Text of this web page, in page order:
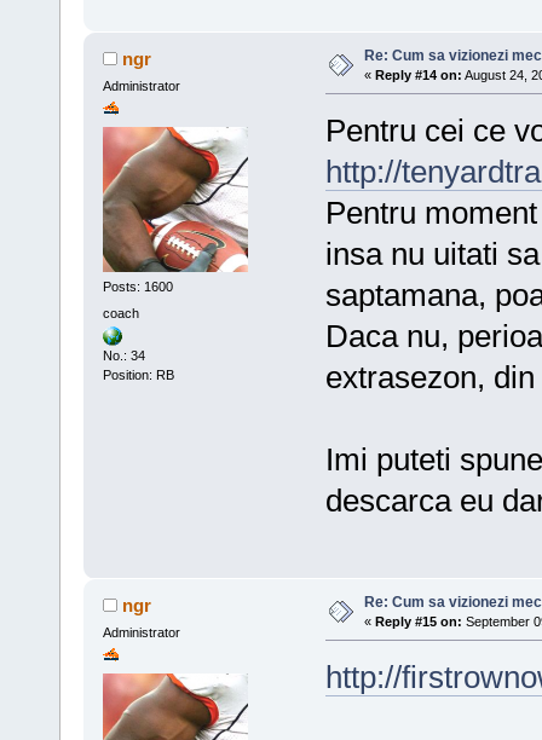
ngr
Administrator
Posts: 1600
coach
No.: 34
Position: RB
Re: Cum sa vizionezi
« Reply #14 on: August 24,
Pentru cei ce
http://
Pentru
insa nu uitati
saptamana,
Daca nu,
extrasezon,
Imi puteti
descarca eu
ngr
Administrator
Re: Cum sa vizionezi
« Reply #15 on: September
http://